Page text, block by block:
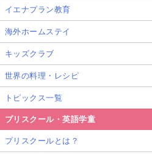
イエナプラン教育
海外ホームステイ
キッズクラブ
世界の料理・レシピ
トピックス一覧
プリスクール・英語学童
プリスクールとは？